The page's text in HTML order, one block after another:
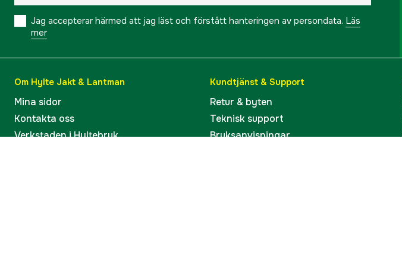
Jag accepterar härmed att jag läst och förstått hanteringen av persondata. Läs
mer
Om Hylte Jakt & Lantman
Mina sidor
Kontakta oss
Verkstaden i Hyltebruk
Kundtjänst & Support
Retur & byten
Teknisk support
Bruksanvisningar